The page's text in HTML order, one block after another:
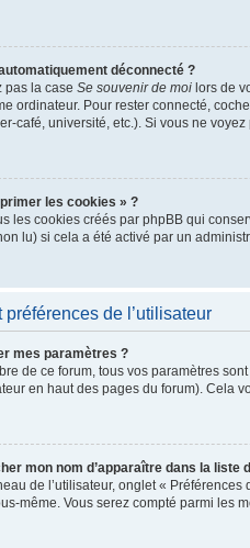
déconnecté ?
pas la case Se souvenir de moi lors de
ordinateur. Pour rester connecté,
café, université, etc.). Si vous ne
les cookies » ?
les cookies créés par phpBB qui
lu) si cela a été activé par un
préférences de l’utilisateur
mes paramètres ?
de ce forum, tous vos paramètres
en haut des pages du forum). Cela
mon nom d’apparaître dans la liste
de l’utilisateur, onglet « Préférences
même. Vous serez compté parmi les